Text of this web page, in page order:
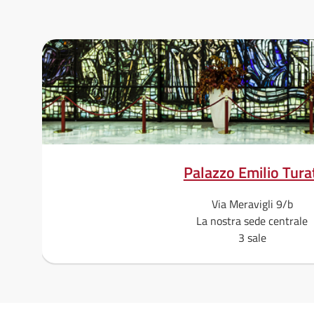
Palazzo Emilio
Via Meravigli 9/b
La nostra sede centrale
3 sale